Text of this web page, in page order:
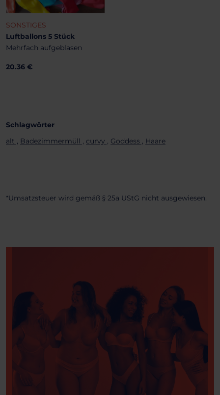
SONSTIGES
Luftballons 5 Stück
Mehrfach aufgeblasen
20.36 €
Schlagwörter
alt , Badezimmermüll , curvy , Goddess , Haare
*Umsatzsteuer wird gemäß § 25a UStG nicht ausgewiesen.